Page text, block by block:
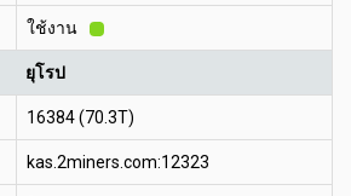
ใช้งาน
ยุโรป
16384 (70.3T)
kas.2miners.com:12323